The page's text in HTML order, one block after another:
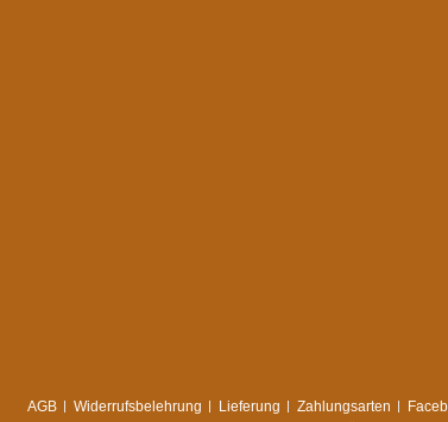
AGB Widerrufsbelehrung Lieferung Zahlungsarten